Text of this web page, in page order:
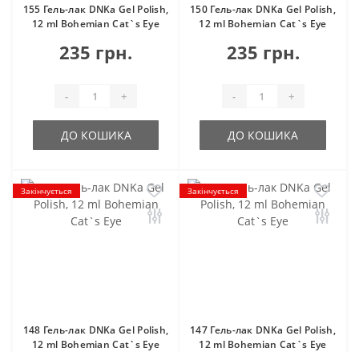
155 Гель-лак DNKa Gel Polish,
12 ml Bohemian Cat`s Eye
235 грн.
- +
ДО КОШИКА
150 Гель-лак DNKa Gel Polish,
12 ml Bohemian Cat`s Eye
235 грн.
- +
ДО КОШИКА
Закінчується
148 Гель-лак DNKa Gel Polish,
12 ml Bohemian Cat`s Eye
Закінчується
147 Гель-лак DNKa Gel Polish,
12 ml Bohemian Cat`s Eye